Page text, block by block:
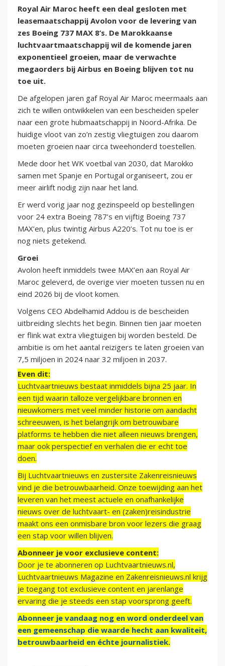
Royal Air Maroc heeft een deal gesloten met
leasemaatschappij Avolon voor de levering van
zes Boeing 737 MAX 8’s. De Marokkaanse
luchtvaartmaatschappij wil de komende jaren
exponentieel groeien, maar de verwachte
megaorders bij Airbus en Boeing blijven tot nu
toe uit.
De afgelopen jaren gaf Royal Air Maroc meermaals aan
zich te willen ontwikkelen van een bescheiden speler
naar een grote hubmaatschappij in Noord-Afrika. De
huidige vloot van zo’n zestig vliegtuigen zou daarom
moeten groeien naar circa tweehonderd toestellen.
Mede door het WK voetbal van 2030, dat Marokko
samen met Spanje en Portugal organiseert, zou er
meer airlift nodig zijn naar het land.
Er werd vorig jaar nog gezinspeeld op bestellingen
voor 24 extra Boeing 787’s en vijftig Boeing 737
MAX’en, plus twintig Airbus A220’s. Tot nu toe is er
nog niets getekend.
Groei
Avolon heeft inmiddels twee MAX’en aan Royal Air
Maroc geleverd, de overige vier moeten tussen nu en
eind 2026 bij de vloot komen.
Volgens CEO Abdelhamid Addou is de bescheiden
uitbreiding slechts het begin. Binnen tien jaar moeten
er flink wat extra vliegtuigen bij worden besteld. De
ambitie is om het aantal reizigers te laten groeien van
7,5 miljoen in 2024 naar 32 miljoen in 2037.
Even dit:
Luchtvaartnieuws bestaat inmiddels bijna 25 jaar. In
een tijd waarin talloze vergelijkbare bronnen en
nieuwkomers met veel minder historie om aandacht
schreeuwen, is het belangrijk om betrouwbare
platforms te hebben die niet alleen nieuws brengen,
maar ook perspectief en verhalen die er echt toe
doen.
Bij Luchtvaartnieuws en zustersite Zakenreisnieuws
vind je die betrouwbaarheid. Onze toewijding aan het
leveren van het meest actuele en onafhankelijke
nieuws over de luchtvaart- en (zaken)reisindustrie
maakt ons een onmisbare bron voor lezers die graag
een stap voor willen blijven.
Abonneer je voor exclusieve content:
Door je te abonneren op Luchtvaartnieuws.nl,
Luchtvaartnieuws Magazine en Zakenreisnieuws.nl krijg
je toegang tot exclusieve content en jarenlange
ervaring die je steeds een stap voorsprong geeft.
Abonneer je vandaag nog en word onderdeel van
een gemeenschap die waarde hecht aan kwaliteit,
betrouwbaarheid en échte journalistiek.